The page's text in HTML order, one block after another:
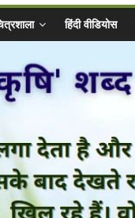
हिंदी वीडियोस